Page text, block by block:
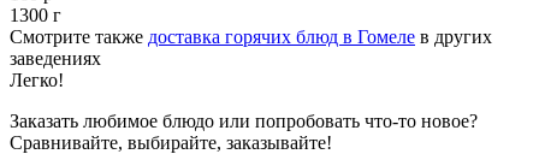
1300 г
Смотрите также доставка горячих блюд в Гомеле в других
заведениях
Легко!
Заказать любимое блюдо или попробовать что-то новое?
Сравнивайте, выбирайте, заказывайте!